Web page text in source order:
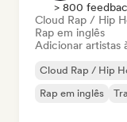
> 800
Cloud Rap / Hip
Rap em inglês
Adicionar artistas
Cloud Rap / Hip
Rap em inglês